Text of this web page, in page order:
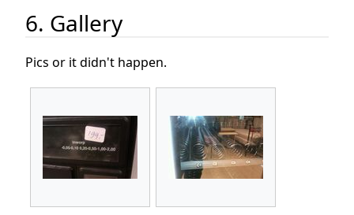
6. Gallery
Pics or it didn't happen.